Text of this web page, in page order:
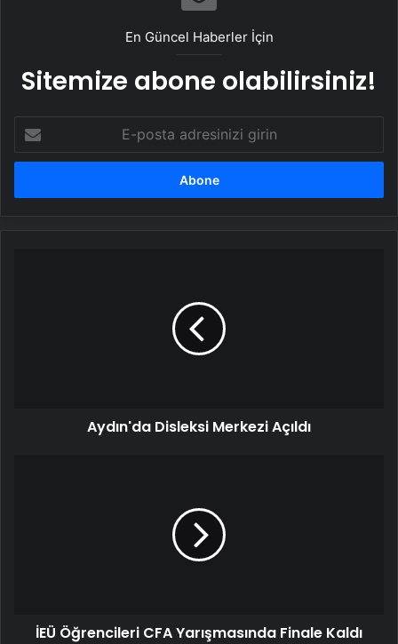
En Güncel Haberler İçin
Sitemize abone olabilirsiniz!
posta
adresinizi
Aydın'da Disleksi Merkezi Açıldı
İEÜ Öğrencileri CFA Yarışmasında Finale Kaldı